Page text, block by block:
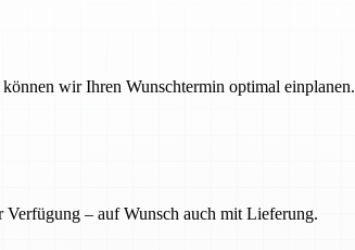
wir Ihren Wunschtermin optimal einplanen.
– auf Wunsch auch mit Lieferung.